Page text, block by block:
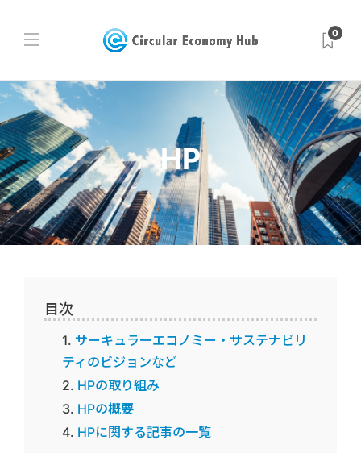
0
HP
目次
サーキュラーエコノミー・サステナビリ
ティのビジョンなど
HPの取り組み
HPの概要
HPに関する記事の一覧